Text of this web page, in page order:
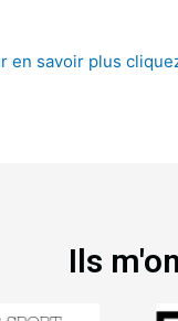
en savoir plus
Ils